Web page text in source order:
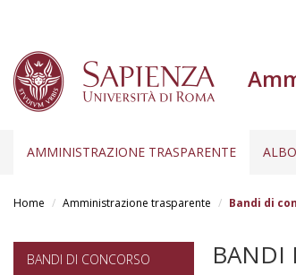
AMMINISTRAZIONE TRASPARENTE
Home Amministrazione trasparente Bandi di
BANDI DI CONCORSO BANDI